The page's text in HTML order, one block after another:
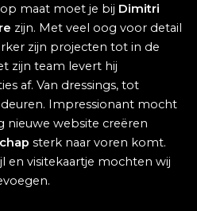
maat moet je bij Dimitri
zijn. Met veel oog voor detail
zijn projecten tot in de
zijn team levert hij
af. Van dressings, tot
Impressionant mocht
nieuwe website creëren
sterk naar voren komt.
en visitekaartje mochten wij